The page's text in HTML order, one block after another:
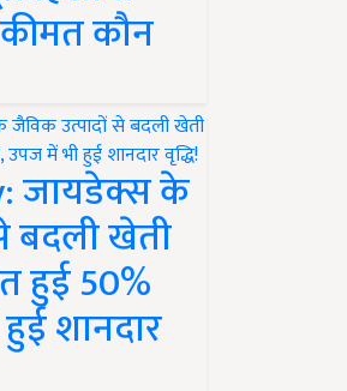
कीमत कौन
जायडेक्स के
बदली खेती
हुई 50%
शानदार